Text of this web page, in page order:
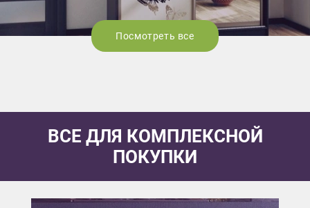
Посмотреть все
ВСЕ ДЛЯ КОМПЛЕКСНОЙ
ПОКУПКИ